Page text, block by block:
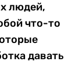
людей,
что-то
давать